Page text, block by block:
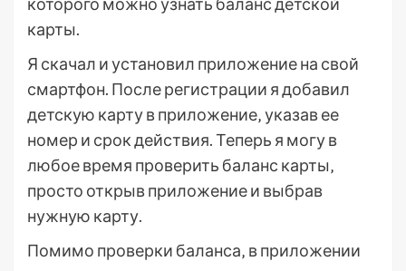
карты.
Я скачал и установил приложение на свой
смартфон. После регистрации я добавил
детскую карту в приложение‚ указав ее
номер и срок действия. Теперь я могу в
любое время проверить баланс карты‚
просто открыв приложение и выбрав
нужную карту.
Помимо проверки баланса‚ в приложении